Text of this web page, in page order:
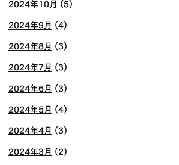
2024年10月 (5)
2024年9月 (4)
2024年8月 (3)
2024年7月 (3)
2024年6月 (3)
2024年5月 (4)
2024年4月 (3)
2024年3月 (2)